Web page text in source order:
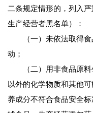
二条规定情形的，列入
生产经营者黑名单）：
（一）未依法取得食
动；
（二）用非食品原料
以外的化学物质和其他
养成分不符合食品安全